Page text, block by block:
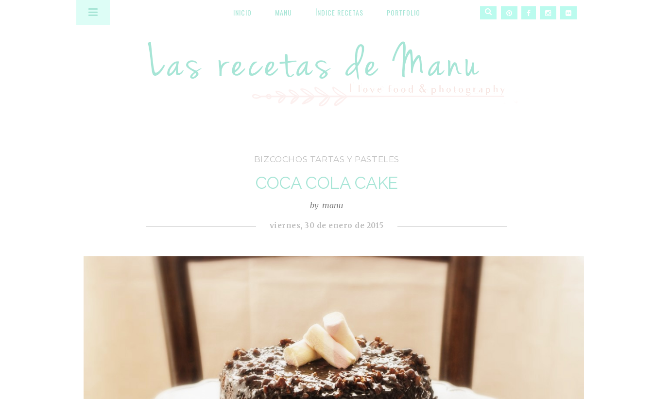
INICIO MANU ÍNDICE RECETAS PORTFOLIO
Las recetas de Manu
BIZCOCHOS TARTAS Y PASTELES
COCA COLA CAKE
by manu
viernes, 30 de enero de 2015